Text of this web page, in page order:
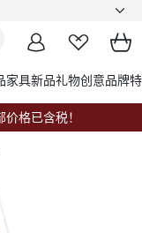
家具新品礼物创意品牌
格已含税！